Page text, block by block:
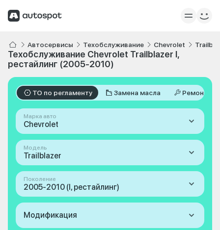
Автосервисы Техобслуживание Chevrolet
Техобслуживание Chevrolet Trailblazer I,
рестайлинг (2005-2010)
ТО по регламенту Замена масла Ремонт
Марка авто
Chevrolet
Модель
Trailblazer
Поколение
2005-2010 (I, рестайлинг)
Модификация